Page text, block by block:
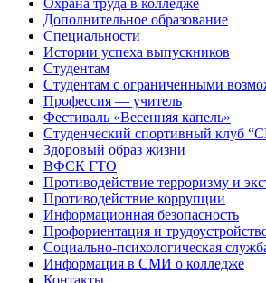
Дополнительное образование
Специальности
Истории успеха выпускников
Студентам
Студентам с ограниченными
Профессия — учитель
Фестиваль «Весенняя капель»
Студенческий спортивный
Здоровый образ жизни
ВФСК ГТО
Противодействие терроризму и
Противодействие коррупции
Информационная безопасность
Профориентация и
Социально-психологическая
Информация в СМИ о колледже
Контакты